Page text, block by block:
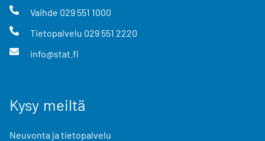
Vaihde 029 551 1000
Tietopalvelu 029 551 2220
info@stat.fi
Kysy meiltä
Neuvonta ja tietopalvelu